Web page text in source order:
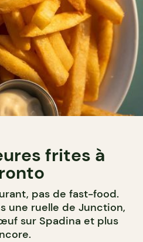
frites à
pas de fast-food.
une ruelle de Junction,
sur Spadina et plus